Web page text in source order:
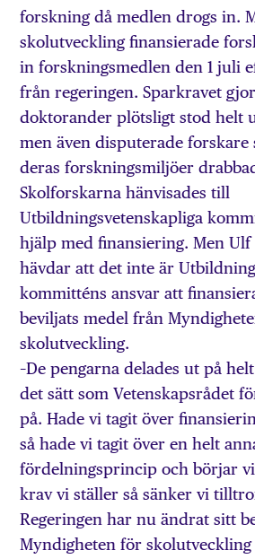
forskning då medlen drogs in.
skolutveckling finansierade
in forskningsmedlen den 1 juli
från regeringen. Sparkravet
doktorander plötsligt stod helt
men även disputerade forskare
deras forskningsmiljöer
Skolforskarna hänvisades till
Utbildningsvetenskapliga
hjälp med finansiering. Men
hävdar att det inte är
kommitténs ansvar att
beviljats medel från
skolutveckling.
–De pengarna delades ut på
det sätt som Vetenskapsrådet
på. Hade vi tagit över
så hade vi tagit över en helt
fördelningsprincip och börjar vi
krav vi ställer så sänker vi
Regeringen har nu ändrat sitt
Myndigheten för